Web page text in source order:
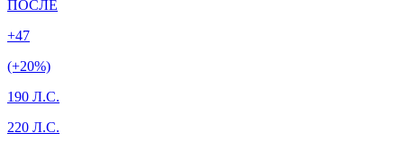
ПОСЛЕ
+47
(+20%)
190 Л.С.
220 Л.С.